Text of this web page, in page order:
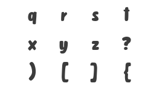
q r s t
x
y z ?
)
[ ] {